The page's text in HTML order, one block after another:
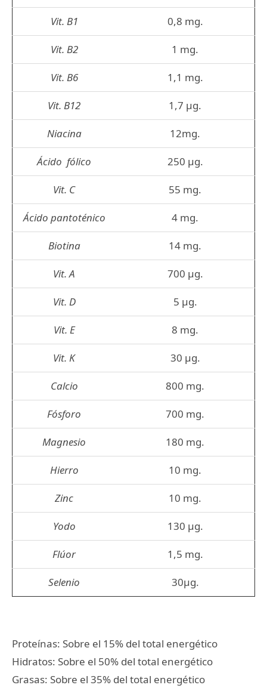
Vit. B1 0,8 mg.
Vit. B2 1 mg.
Vit. B6 1,1 mg.
Vit. B12 1,7 µg.
Niacina 12mg.
Ácido fólico 250 µg.
Vit. C 55 mg.
Ácido pantoténico 4 mg.
Biotina 14 mg.
Vit. A 700 µg.
Vit. D 5 µg.
Vit. E 8 mg.
Vit. K 30 µg.
Calcio 800 mg.
Fósforo 700 mg.
Magnesio 180 mg.
Hierro 10 mg.
Zinc 10 mg.
Yodo 130 µg.
Flúor 1,5 mg.
Selenio 30µg.
Proteínas: Sobre el 15% del total energético
Hidratos: Sobre el 50% del total energético
Grasas: Sobre el 35% del total energético